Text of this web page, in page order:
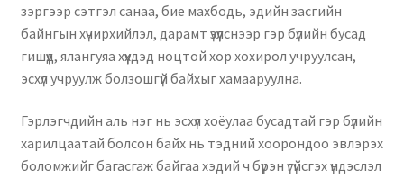
зэргээр сэтгэл санаа, бие махбодь, эдийн засгийн
байнгын хүчирхийлэл, дарамт үзүүлснээр гэр бүлийн бусад
гишүүд, ялангуяа хүүхдэд ноцтой хор хохирол учруулсан,
эсхүл учруулж болзошгүй байхыг хамааруулна.
Гэрлэгчдийн аль нэг нь эсхүл хоёулаа бусадтай гэр бүлийн
харилцаатай болсон байх нь тэдний хоорондоо эвлэрэх
боломжийг багасгаж байгаа хэдий ч бүрэн үгүйсгэх үндэслэл